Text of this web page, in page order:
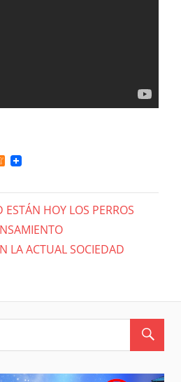
Meneame
HOY LOS PERROS
LA ACTUAL SOCIEDAD